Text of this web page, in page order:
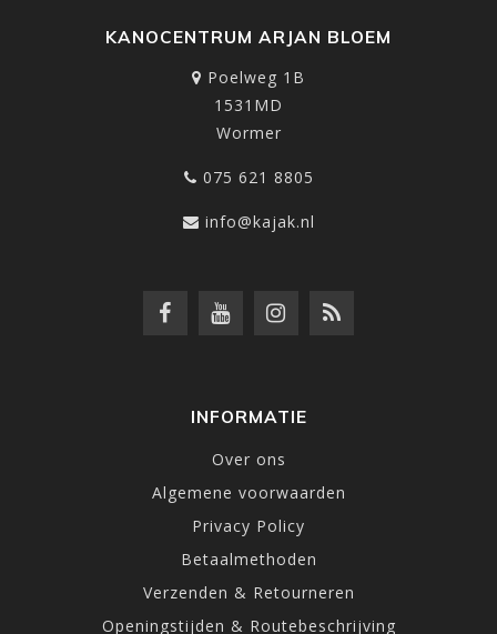
KANOCENTRUM ARJAN BLOEM
Poelweg 1B
1531MD
Wormer
075 621 8805
info@kajak.nl
INFORMATIE
Over ons
Algemene voorwaarden
Privacy Policy
Betaalmethoden
Verzenden & Retourneren
Openingstijden & Routebeschrijving